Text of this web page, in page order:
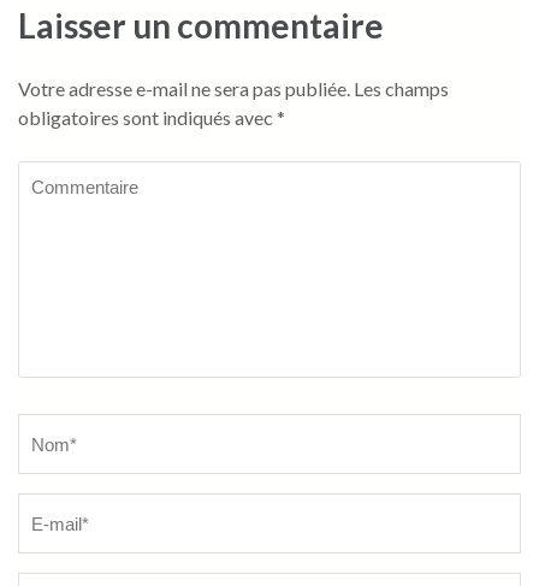
Laisser un commentaire
Votre adresse e-mail ne sera pas publiée. Les champs
obligatoires sont indiqués avec *